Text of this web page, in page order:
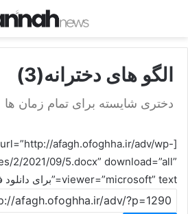
الگو های دخترانه(3)
دختری شایسته برای تمام زمان ها
afagh.ofoghha.ir/adv/wp-
2/2021/09/5.docx” download=”all”
viewer=”microsoft” text=”برای دانلود فایل اینجا کلیک کنید”]